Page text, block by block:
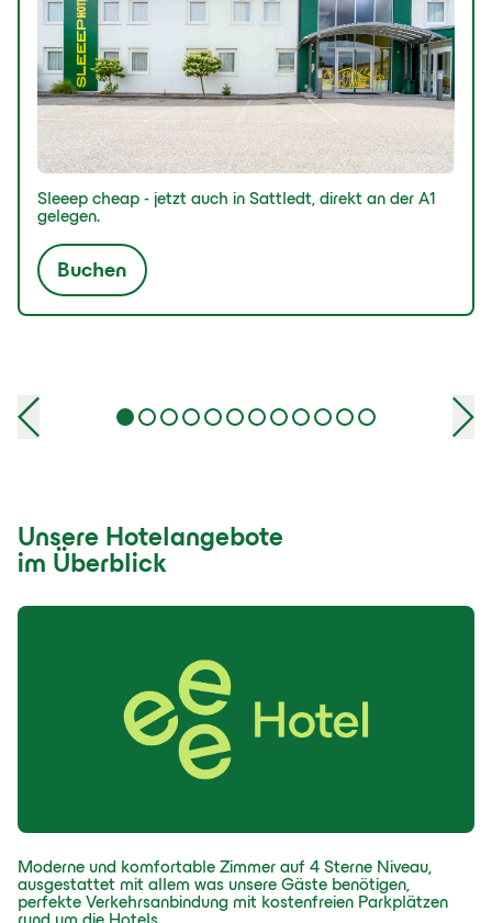
Sleeep cheap - jetzt auch in Sattledt, direkt an der A1
gelegen.
Buchen
Unsere Hotelangebote
im Überblick
Moderne und komfortable Zimmer auf 4 Sterne Niveau,
ausgestattet mit allem was unsere Gäste benötigen,
perfekte Verkehrsanbindung mit kostenfreien Parkplätzen